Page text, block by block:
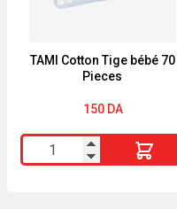
TAMI Cotton Tige bébé 70
Pieces
150 DA
quantité
de